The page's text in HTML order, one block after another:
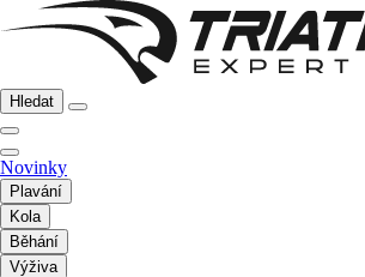
Hledat
Novinky
Plavání
Kola
Běhání
Výživa